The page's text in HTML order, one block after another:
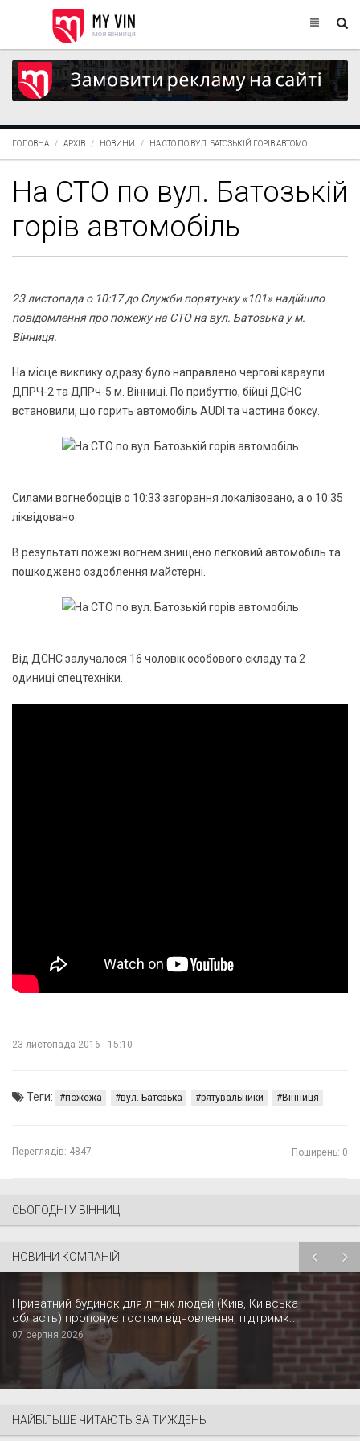
ГОЛОВНА АРХІВ НОВИНИ НА СТО ПО ВУЛ. БАТОЗЬКІЙ ГОРІВ АВТОМО...
На СТО по вул. Батозькій
горів автомобіль
23 листопада о 10:17 до Служби порятунку «101» надійшло
повідомлення про пожежу на СТО на вул. Батозька у м.
Вінниця.
На місце виклику одразу було направлено чергові караули
ДПРЧ-2 та ДПРч-5 м. Вінниці. По прибуттю, бійці ДСНС
встановили, що горить автомобіль AUDI та частина боксу.
Силами вогнеборців о 10:33 загорання локалізовано, а о 10:35
ліквідовано.
В результаті пожежі вогнем знищено легковий автомобіль та
пошкоджено оздоблення майстерні.
Від ДСНС залучалося 16 чоловік особового складу та 2
одиниці спецтехніки.
23 листопада 2016 - 15:10
Теги: пожежа вул. Батозька рятувальники Вінниця
Переглядів: 4847 Поширень: 0
СЬОГОДНІ У ВІННИЦІ
НОВИНИ КОМПАНІЙ
Приватний будинок для літніх людей (Київ, Київська
область) пропонує гостям відновлення, підтримк...
07 серпня 2026
НАЙБІЛЬШЕ ЧИТАЮТЬ ЗА ТИЖДЕНЬ